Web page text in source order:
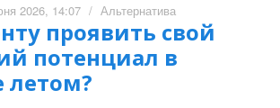
2026, 14:07 / Альтернатива
проявить свой
потенциал в
летом?